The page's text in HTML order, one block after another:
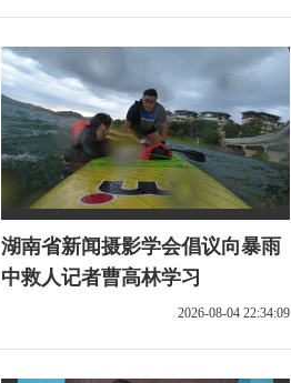
湖南省新闻摄影学会倡议向暴雨
中救人记者曹高林学习
2026-08-04 22:34:09